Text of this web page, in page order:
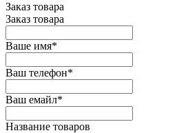
Заказ товара
Заказ товара
Ваше имя*
Ваш телефон*
Ваш емайл*
Название товаров